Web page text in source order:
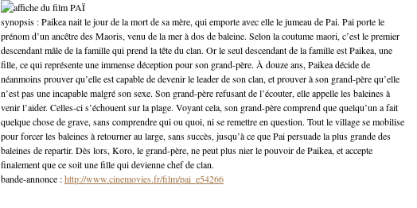
synopsis : Paikea nait le jour de la mort de sa mère, qui emporte avec elle le jumeau de Pai. Pai porte le
prénom d’un ancêtre des Maoris, venu de la mer à dos de baleine. Selon la coutume maori, c’est le premier
descendant mâle de la famille qui prend la tête du clan. Or le seul descendant de la famille est Paikea, une
fille, ce qui représente une immense déception pour son grand-père. À douze ans, Paikea décide de
néanmoins prouver qu’elle est capable de devenir le leader de son clan, et prouver à son grand-père qu’elle
n’est pas une incapable malgré son sexe. Son grand-père refusant de l’écouter, elle appelle les baleines à
venir l’aider. Celles-ci s’échouent sur la plage. Voyant cela, son grand-père comprend que quelqu’un a fait
quelque chose de grave, sans comprendre qui ou quoi, ni se remettre en question. Tout le village se mobilise
pour forcer les baleines à retourner au large, sans succès, jusqu’à ce que Pai persuade la plus grande des
baleines de repartir. Dès lors, Koro, le grand-père, ne peut plus nier le pouvoir de Paikea, et accepte
finalement que ce soit une fille qui devienne chef de clan.
bande-annonce :http://www.cinemovies.fr/film/pai_e54266